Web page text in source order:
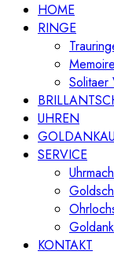
HOME
RINGE
Solitaer
UHREN
SERVICE
KONTAKT